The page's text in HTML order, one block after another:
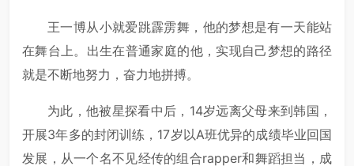
王一博从小就爱跳霹雳舞，他的梦想是有一天能站
在舞台上。出生在普通家庭的他，实现自己梦想的路径
就是不断地努力，奋力地拼搏。
为此，他被星探看中后，14岁远离父母来到韩国，
开展3年多的封闭训练，17岁以A班优异的成绩毕业回国
发展，从一个名不见经传的组合rapper和舞蹈担当，成